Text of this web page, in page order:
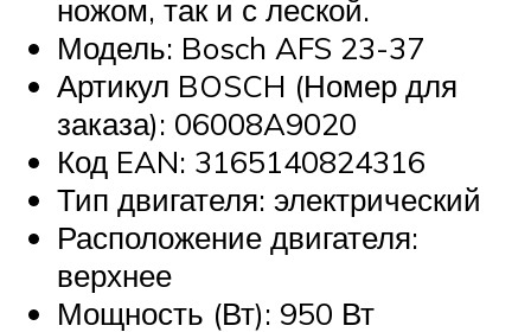
ножом, так и с леской.
Модель: Bosch AFS 23-37
Артикул BOSCH (Номер для
заказа): 06008A9020
Код EAN: 3165140824316
Тип двигателя: электрический
Расположение двигателя:
верхнее
Мощность (Вт): 950 Вт